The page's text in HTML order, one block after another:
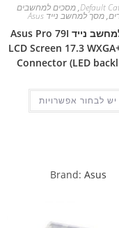
Default
,מסכים למחשבים
,מסך למחשב נייד Asus
מסך למחשב נייד Asus Pro 79I
LCD Screen 17.3
Connector (LED
יש לבחור אפשרויות
Brand: Asus